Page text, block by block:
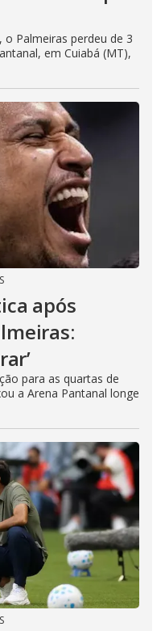
Palmeiras perdeu de 3
em Cuiabá (MT),
após
para as quartas de
a Arena Pantanal longe